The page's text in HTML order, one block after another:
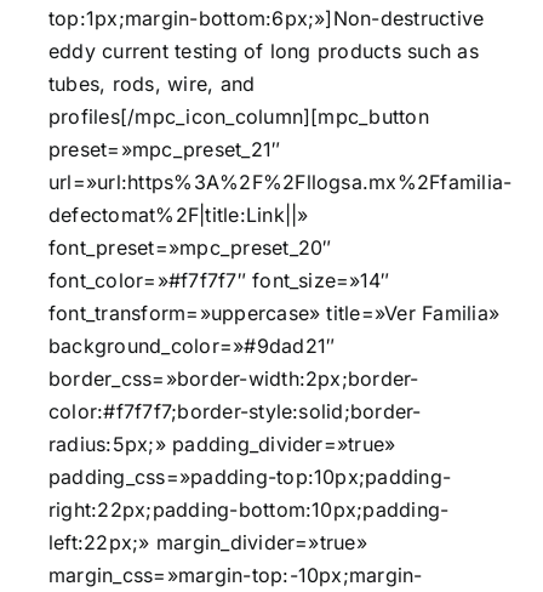
top:1px;margin-bottom:6px;»]Non-destructive
eddy current testing of long products such as
tubes, rods, wire, and
profiles[/mpc_icon_column][mpc_button
preset=»mpc_preset_21″
url=»url:https%3A%2F%2Fllogsa.mx%2Ffamilia-
defectomat%2F|title:Link||»
font_preset=»mpc_preset_20″
font_color=»#f7f7f7″ font_size=»14″
font_transform=»uppercase» title=»Ver Familia»
background_color=»#9dad21″
border_css=»border-width:2px;border-
color:#f7f7f7;border-style:solid;border-
radius:5px;» padding_divider=»true»
padding_css=»padding-top:10px;padding-
right:22px;padding-bottom:10px;padding-
left:22px;» margin_divider=»true»
margin_css=»margin-top:-10px;margin-